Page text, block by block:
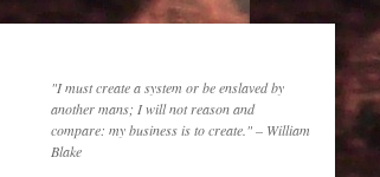
"I must create a system or be enslaved by
another mans; I will not reason and
compare: my business is to create." – William
Blake